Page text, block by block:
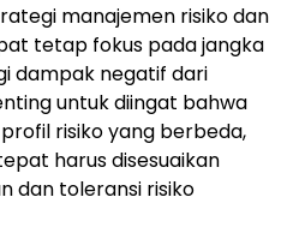
manajemen risiko dan
tetap fokus pada jangka
dampak negatif dari
untuk diingat bahwa
risiko yang berbeda,
harus disesuaikan
dan toleransi risiko